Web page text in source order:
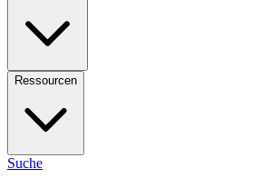
Ressourcen
Suche